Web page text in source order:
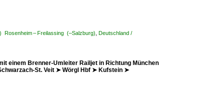
– Freilassing (–Salzburg) Deutschland /
einem Brenner-Umleiter Railjet in Richtung München
St. Veit ➤ Wörgl Hbf ➤ Kufstein ➤